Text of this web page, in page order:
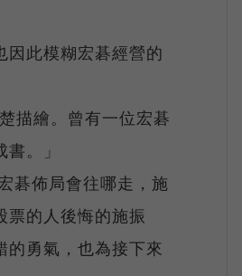
因此模糊宏碁經營的
描繪。曾有一位宏碁
。」
碁佈局會往哪走，施
票的人後悔的施振
的勇氣，也為接下來